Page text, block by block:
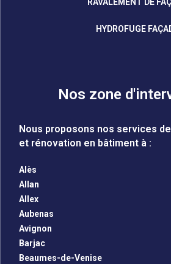
RAVALEMENT DE
HYDROFUGE
Nos zone
Nous proposons nos services
et rénovation en bâtiment à :
Alès
Allan
Allex
Aubenas
Avignon
Barjac
Beaumes-de-Venise